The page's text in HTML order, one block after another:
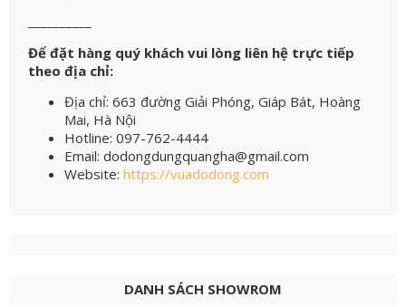
Để đặt hàng quý khách vui lòng liên hệ trực tiếp
theo địa chỉ:
Địa chỉ: 663 đường Giải Phóng, Giáp Bát, Hoàng
Mai, Hà Nội
Hotline: 097-762-4444
Email: dodongdungquangha@gmail.com
Website: https://vuadodong.com
DANH SÁCH SHOWROM